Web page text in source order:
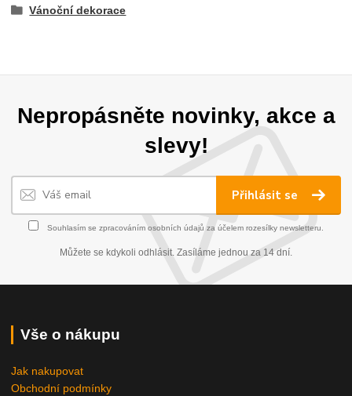
Vánoční dekorace
Nepropásněte novinky, akce a
slevy!
Přihlásit se
Souhlasím se zpracováním osobních údajů za účelem rozesílky newsletteru.
Můžete se kdykoli odhlásit. Zasíláme jednou za 14 dní.
Vše o nákupu
Jak nakupovat
Obchodní podmínky